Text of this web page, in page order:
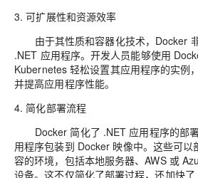
3. 可扩展性和资源效率
由于其性质和容器化技术，Docker
.NET 应用程序。开发人员能够使用
Kubernetes 轻松设置其应用程序的实例
并提高应用程序性能。
4. 简化部署流程
Docker 简化了 .NET 应用程序的部
用程序包装到 Docker 映像中。这些可
容的环境，包括本地服务器、AWS 或
设备。这不仅简化了部署过程，还加快